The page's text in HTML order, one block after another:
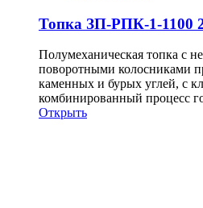
Топка ЗП-РПК-1-1100
Полумеханическая топка с
поворотными колосниками
каменных и бурых углей, с
комбинированный процесс
Открыть